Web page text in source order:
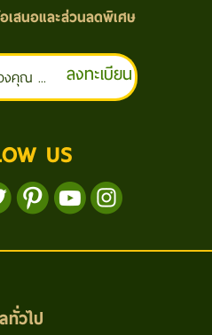
เสนอและส่วนลดพิเศษ
ลงทะเบียน
US
ทั่วไป